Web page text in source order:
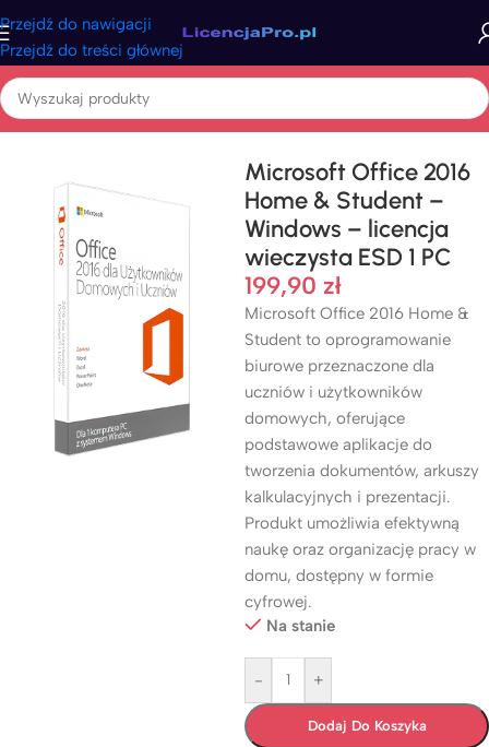
Przejdź do nawigacji
Przejdź do treści głównej
Strona główna/Office/Office 2016
Microsoft Office 2016
Home & Student –
Windows – licencja
wieczysta ESD 1 PC
199,90 zł
Microsoft Office 2016 Home &
Student to oprogramowanie
biurowe przeznaczone dla
uczniów i użytkowników
domowych, oferujące
podstawowe aplikacje do
tworzenia dokumentów, arkuszy
kalkulacyjnych i prezentacji.
Produkt umożliwia efektywną
naukę oraz organizację pracy w
domu, dostępny w formie
cyfrowej.
Na stanie
- +
Dodaj Do Koszyka